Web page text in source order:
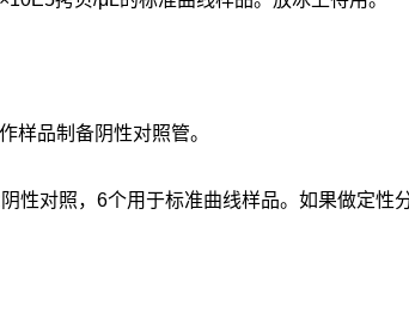
样品制备阴性对照管。
对照，6个用于标准曲线样品。如果做定性